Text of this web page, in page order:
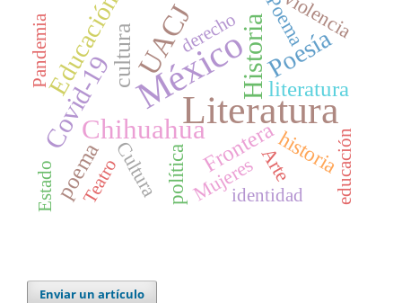
Literatura
México
UACJ
Chihuahua
Historia
Covid-19 Poesía
Educación
cultura
poema Frontera
literatura
política historia
Cultura
Poema
Arte
violencia
Mujeres
derecho
Teatro educación
identidad
Pandemia
Estado
Enviar un artículo